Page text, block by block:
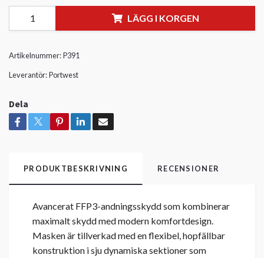
LÄGG I KORGEN
Artikelnummer:P391
Leverantör:Portwest
Dela
PRODUKTBESKRIVNING RECENSIONER
Avancerat FFP3-andningsskydd som kombinerar
maximalt skydd med modern komfortdesign.
Masken är tillverkad med en flexibel, hopfällbar
konstruktion i sju dynamiska sektioner som